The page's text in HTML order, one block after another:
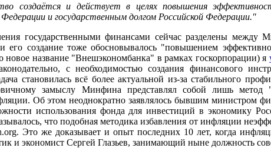
создаётся и действует в целях повышения
Федерации и государственным долгом Российской Федерации."
государственными финансами сейчас разделены
его создание тоже обосновывалось "повышением
новое название "Внешэкономбанка" в рамках госкорпорации) я
с необходимостью создания финансового
становилась всё более актуальной из-за стабильного
замыслу Минфина представлял собой лишь метод
Об этом неоднократно заявлялось бывшим министром
использования фонда для инвестиций в экономику
что подобная методика избавления от инфляции
Это же доказывает и опыт последних 10 лет, когда
и экономист Сергей Глазьев, занимающий ныне должность